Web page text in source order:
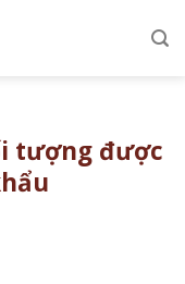
tượng được